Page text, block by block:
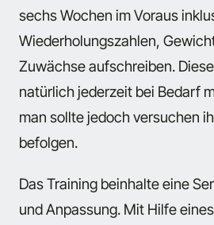
sechs Wochen im Voraus
Wiederholungszahlen,
Zuwächse aufschreiben.
natürlich jederzeit bei Bedarf
man sollte jedoch versuchen
befolgen.
Das Training beinhalte eine
und Anpassung. Mit Hilfe